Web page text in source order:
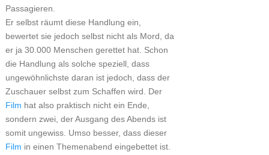
Passagieren.
Er selbst räumt diese Handlung ein,
bewertet sie jedoch selbst nicht als Mord, da
er ja 30.000 Menschen gerettet hat. Schon
die Handlung als solche speziell, dass
ungewöhnlichste daran ist jedoch, dass der
Zuschauer selbst zum Schaffen wird. Der
Film hat also praktisch nicht ein Ende,
sondern zwei, der Ausgang des Abends ist
somit ungewiss. Umso besser, dass dieser
Film in einen Themenabend eingebettet ist.